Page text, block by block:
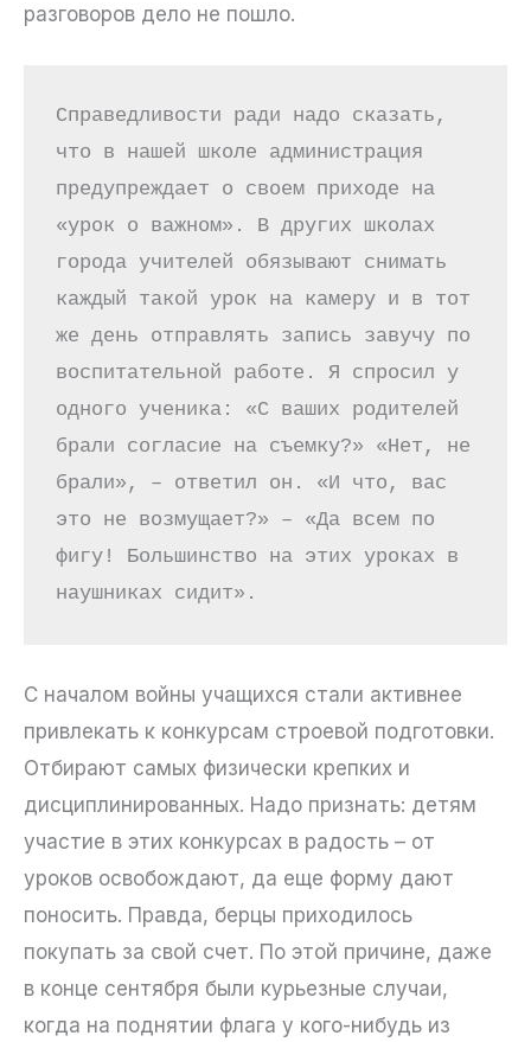
разговоров дело не пошло.
Справедливости ради надо сказать,
что в нашей школе администрация
предупреждает о своем приходе на
«урок о важном». В других школах
города учителей обязывают снимать
каждый такой урок на камеру и в тот
же день отправлять запись завучу по
воспитательной работе. Я спросил у
одного ученика: «С ваших родителей
брали согласие на съемку?» «Нет, не
брали», – ответил он. «И что, вас
это не возмущает?» – «Да всем по
фигу! Большинство на этих уроках в
наушниках сидит».
С началом войны учащихся стали активнее
привлекать к конкурсам строевой подготовки.
Отбирают самых физически крепких и
дисциплинированных. Надо признать: детям
участие в этих конкурсах в радость – от
уроков освобождают, да еще форму дают
поносить. Правда, берцы приходилось
покупать за свой счет. По этой причине, даже
в конце сентября были курьезные случаи,
когда на поднятии флага у кого-нибудь из